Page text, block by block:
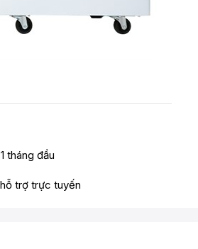
tháng đầu
trợ trực tuyến